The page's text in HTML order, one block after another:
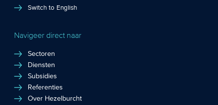
Switch to English
Navigeer direct naar
Sectoren
Diensten
Subsidies
Referenties
Over Hezelburcht